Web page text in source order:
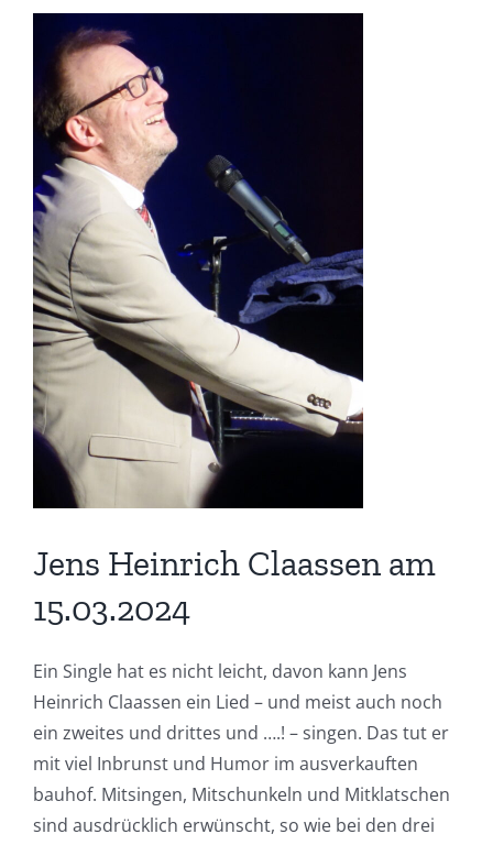
Zeige
grösseres
Bild
Jens Heinrich Claassen am
15.03.2024
Ein Single hat es nicht leicht, davon kann Jens
Heinrich Claassen ein Lied – und meist auch noch
ein zweites und drittes und ….! – singen. Das tut er
mit viel Inbrunst und Humor im ausverkauften
bauhof. Mitsingen, Mitschunkeln und Mitklatschen
sind ausdrücklich erwünscht, so wie bei den drei